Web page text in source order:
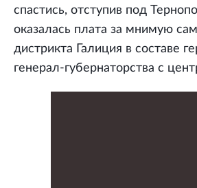
спастись, отступив под
оказалась плата за мнимую
дистрикта Галиция в составе
генерал-губернаторства с